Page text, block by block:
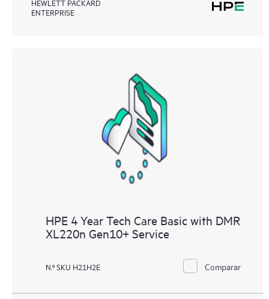
HEWLETT PACKARD
ENTERPRISE
HPE 4 Year Tech Care Basic with DMR
XL220n Gen10+ Service
N.º SKU H21H2E Comparar